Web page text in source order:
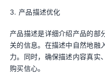
3. 产品描述优化
产品描述是详细介绍产品的部
关的信息。在描述中自然地融
力。同时，确保描述内容真实
购买信心。